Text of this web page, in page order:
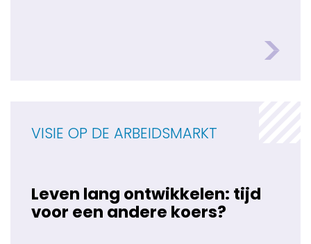
VISIE OP DE ARBEIDSMARKT
Leven lang ontwikkelen: tijd
voor een andere koers?